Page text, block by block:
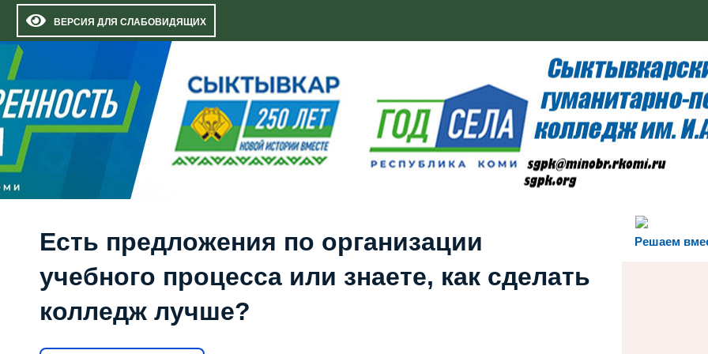
ВЕРСИЯ ДЛЯ СЛАБОВИДЯЩИХ
Решаем
Есть предложения по организации
учебного процесса или знаете, как сделать
колледж лучше?